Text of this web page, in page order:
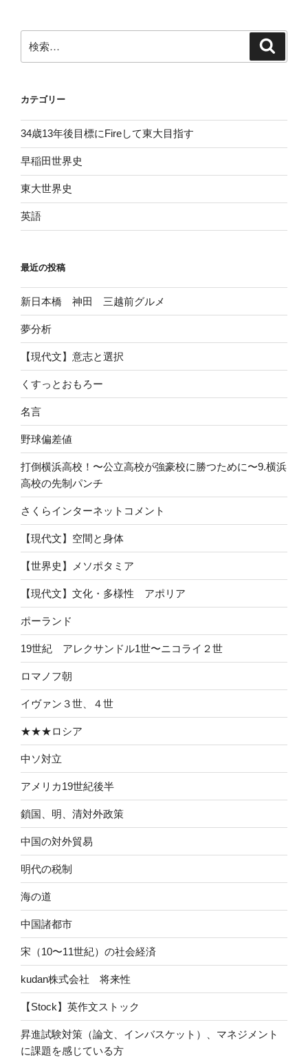
ン
索:
カテゴリー
34歳13年後目標にFireして東大目指す
早稲田世界史
東大世界史
英語
最近の投稿
新日本橋 神田 三越前グルメ
夢分析
【現代文】意志と選択
くすっとおもろー
名言
野球偏差値
打倒横浜高校！〜公立高校が強豪校に勝つために〜9.横浜
高校の先制パンチ
さくらインターネットコメント
【現代文】空間と身体
【世界史】メソポタミア
【現代文】文化・多様性 アポリア
ポーランド
19世紀 アレクサンドル1世〜ニコライ２世
ロマノフ朝
イヴァン３世、４世
★★★ロシア
中ソ対立
アメリカ19世紀後半
鎖国、明、清対外政策
中国の対外貿易
明代の税制
海の道
中国諸都市
宋（10〜11世紀）の社会経済
kudan株式会社 将来性
【Stock】英作文ストック
昇進試験対策（論文、インバスケット）、マネジメント
に課題を感じている方